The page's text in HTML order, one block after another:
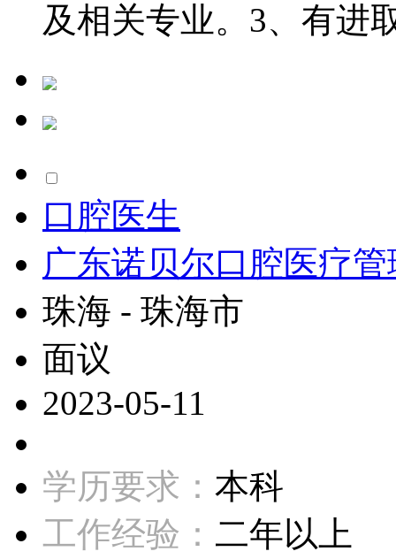
及相关专业。3、有进
口腔医生
广东诺贝尔口腔医疗
珠海 - 珠海市
面议
2023-05-11
学历要求： 本科
工作经验： 二年以上